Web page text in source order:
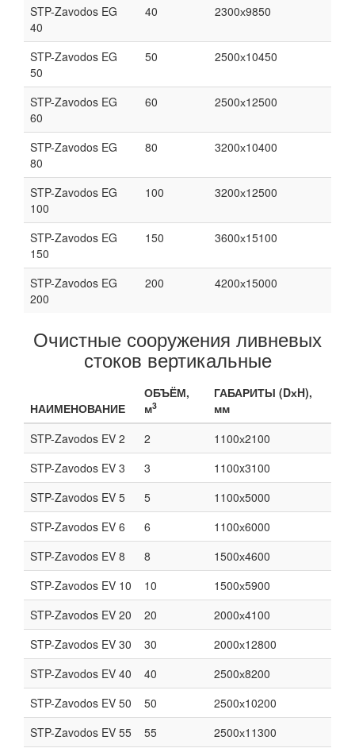
STP-Zavodos EG
40
40 2300х9850
STP-Zavodos EG
50
50 2500х10450
STP-Zavodos EG
60
60 2500х12500
STP-Zavodos EG
80
80 3200х10400
STP-Zavodos EG
100
100 3200х12500
STP-Zavodos EG
150
150 3600х15100
STP-Zavodos EG
200
200 4200х15000
Очистные сооружения ливневых
стоков вертикальные
НАИМЕНОВАНИЕ
ОБЪЁМ,
м3
ГАБАРИТЫ (DхH),
мм
STP-Zavodos EV 2
2
1100х2100
STP-Zavodos EV 3
3
1100x3100
STP-Zavodos EV 5
5
1100х5000
STP-Zavodos EV 6
6
1100х6000
STP-Zavodos EV 8
8
1500х4600
STP-Zavodos EV 10
10
1500х5900
STP-Zavodos EV 20
20
2000х4100
STP-Zavodos EV 30
30
2000х12800
STP-Zavodos EV 40
40
2500х8200
STP-Zavodos EV 50
50
2500х10200
STP-Zavodos EV 55
55
2500х11300